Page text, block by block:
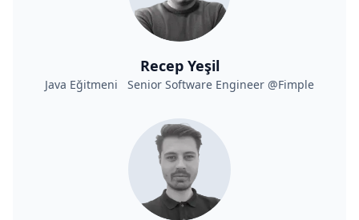
Recep Yeşil
Java Eğitmeni Senior Software Engineer @Fimple